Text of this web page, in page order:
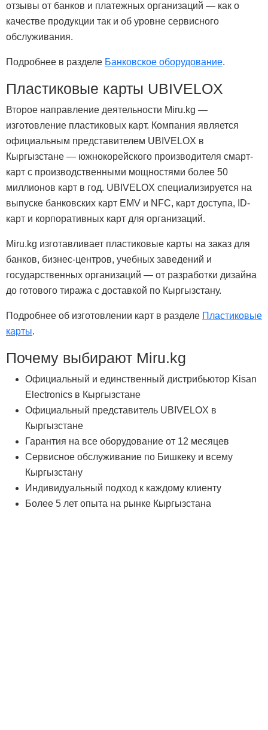
отзывы от банков и платежных организаций — как о
качестве продукции так и об уровне сервисного
обслуживания.
Подробнее в разделе Банковское оборудование.
Пластиковые карты UBIVELOX
Второе направление деятельности Miru.kg —
изготовление пластиковых карт. Компания является
официальным представителем UBIVELOX в
Кыргызстане — южнокорейского производителя смарт-
карт с производственными мощностями более 50
миллионов карт в год. UBIVELOX специализируется на
выпуске банковских карт EMV и NFC, карт доступа, ID-
карт и корпоративных карт для организаций.
Miru.kg изготавливает пластиковые карты на заказ для
банков, бизнес-центров, учебных заведений и
государственных организаций — от разработки дизайна
до готового тиража с доставкой по Кыргызстану.
Подробнее об изготовлении карт в разделе Пластиковые
карты.
Почему выбирают Miru.kg
Официальный и единственный дистрибьютор Kisan
Electronics в Кыргызстане
Официальный представитель UBIVELOX в
Кыргызстане
Гарантия на все оборудование от 12 месяцев
Сервисное обслуживание по Бишкеку и всему
Кыргызстану
Индивидуальный подход к каждому клиенту
Более 5 лет опыта на рынке Кыргызстана